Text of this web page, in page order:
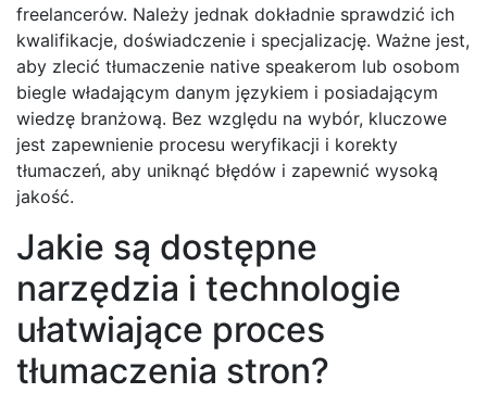
freelancerów. Należy jednak dokładnie sprawdzić ich
kwalifikacje, doświadczenie i specjalizację. Ważne jest,
aby zlecić tłumaczenie native speakerom lub osobom
biegle władającym danym językiem i posiadającym
wiedzę branżową. Bez względu na wybór, kluczowe
jest zapewnienie procesu weryfikacji i korekty
tłumaczeń, aby uniknąć błędów i zapewnić wysoką
jakość.
Jakie są dostępne
narzędzia i technologie
ułatwiające proces
tłumaczenia stron?